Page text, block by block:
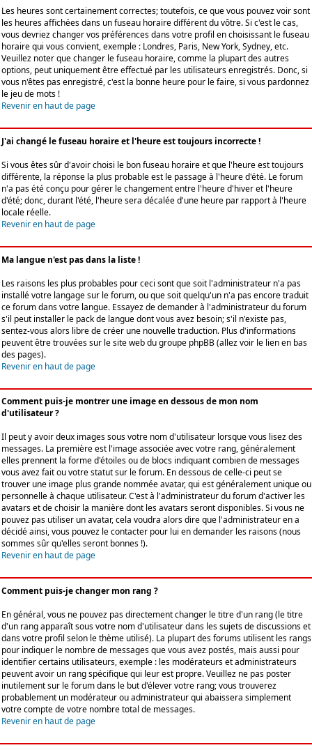
Les heures sont certainement correctes; toutefois, ce que vous pouvez voir sont
les heures affichées dans un fuseau horaire différent du vôtre. Si c'est le cas,
vous devriez changer vos préférences dans votre profil en choisissant le fuseau
horaire qui vous convient, exemple : Londres, Paris, New York, Sydney, etc.
Veuillez noter que changer le fuseau horaire, comme la plupart des autres
options, peut uniquement être effectué par les utilisateurs enregistrés. Donc, si
vous n'êtes pas enregistré, c'est la bonne heure pour le faire, si vous pardonnez
le jeu de mots !
Revenir en haut de page
J'ai changé le fuseau horaire et l'heure est toujours incorrecte !
Si vous êtes sûr d'avoir choisi le bon fuseau horaire et que l'heure est toujours
différente, la réponse la plus probable est le passage à l'heure d'été. Le forum
n'a pas été conçu pour gérer le changement entre l'heure d'hiver et l'heure
d'été; donc, durant l'été, l'heure sera décalée d'une heure par rapport à l'heure
locale réelle.
Revenir en haut de page
Ma langue n'est pas dans la liste !
Les raisons les plus probables pour ceci sont que soit l'administrateur n'a pas
installé votre langage sur le forum, ou que soit quelqu'un n'a pas encore traduit
ce forum dans votre langue. Essayez de demander à l'administrateur du forum
s'il peut installer le pack de langue dont vous avez besoin; s'il n'existe pas,
sentez-vous alors libre de créer une nouvelle traduction. Plus d'informations
peuvent être trouvées sur le site web du groupe phpBB (allez voir le lien en bas
des pages).
Revenir en haut de page
Comment puis-je montrer une image en dessous de mon nom
d'utilisateur ?
Il peut y avoir deux images sous votre nom d'utilisateur lorsque vous lisez des
messages. La première est l'image associée avec votre rang, généralement
elles prennent la forme d'étoiles ou de blocs indiquant combien de messages
vous avez fait ou votre statut sur le forum. En dessous de celle-ci peut se
trouver une image plus grande nommée avatar, qui est généralement unique ou
personnelle à chaque utilisateur. C'est à l'administrateur du forum d'activer les
avatars et de choisir la manière dont les avatars seront disponibles. Si vous ne
pouvez pas utiliser un avatar, cela voudra alors dire que l'administrateur en a
décidé ainsi, vous pouvez le contacter pour lui en demander les raisons (nous
sommes sûr qu'elles seront bonnes !).
Revenir en haut de page
Comment puis-je changer mon rang ?
En général, vous ne pouvez pas directement changer le titre d'un rang (le titre
d'un rang apparaît sous votre nom d'utilisateur dans les sujets de discussions et
dans votre profil selon le thème utilisé). La plupart des forums utilisent les rangs
pour indiquer le nombre de messages que vous avez postés, mais aussi pour
identifier certains utilisateurs, exemple : les modérateurs et administrateurs
peuvent avoir un rang spécifique qui leur est propre. Veuillez ne pas poster
inutilement sur le forum dans le but d'élever votre rang; vous trouverez
probablement un modérateur ou administrateur qui abaissera simplement
votre compte de votre nombre total de messages.
Revenir en haut de page